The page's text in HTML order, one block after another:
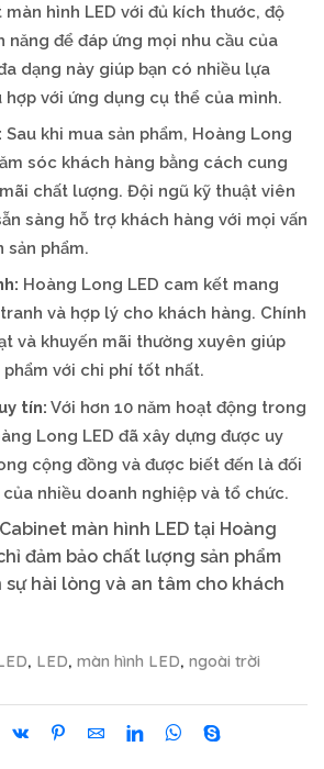
hình LED với đủ kích thước, độ
năng để đáp ứng mọi nhu cầu của
dạng này giúp bạn có nhiều lựa
hợp với ứng dụng cụ thể của mình.
Sau khi mua sản phẩm, Hoàng Long
sóc khách hàng bằng cách cung
chất lượng. Đội ngũ kỹ thuật viên
sàng hỗ trợ khách hàng với mọi vấn
sản phẩm.
Hoàng Long LED cam kết mang
và hợp lý cho khách hàng. Chính
và khuyến mãi thường xuyên giúp
phẩm với chi phí tốt nhất.
tín: Với hơn 10 năm hoạt động trong
Long LED đã xây dựng được uy
cộng đồng và được biết đến là đối
nhiều doanh nghiệp và tổ chức.
màn hình LED tại Hoàng
đảm bảo chất lượng sản phẩm
sự hài lòng và an tâm cho khách
, LED, màn hình LED, ngoài trời